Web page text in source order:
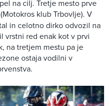
na cilj. Tretje mesto prve
(Motokros klub Trbovlje). V
in celotno dirko odvozil na
vrstni red enak kot v prvi
na tretjem mestu pa je
ostaja vodilni v